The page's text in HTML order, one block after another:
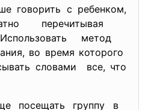
говорить с ребенком,
перечитывая
метод
во время которого
словами все, что
посещать группу в